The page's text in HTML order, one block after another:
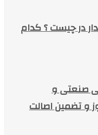
در چیست ؟ کدام
صنعتی و
و تضمین اصالت